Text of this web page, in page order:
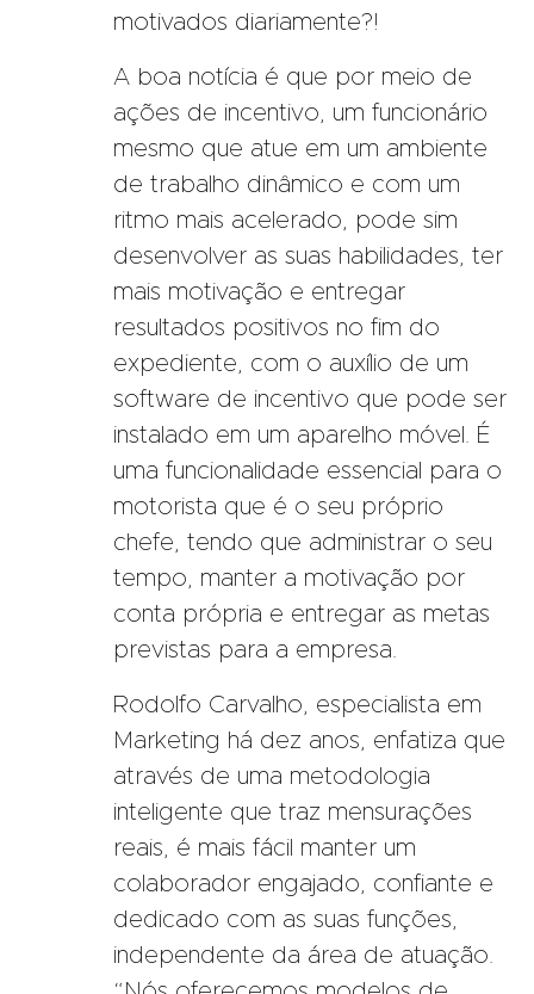
motivados diariamente?!
A boa notícia é que por meio de
ações de incentivo, um funcionário
mesmo que atue em um ambiente
de trabalho dinâmico e com um
ritmo mais acelerado, pode sim
desenvolver as suas habilidades, ter
mais motivação e entregar
resultados positivos no fim do
expediente, com o auxílio de um
software de incentivo que pode ser
instalado em um aparelho móvel. É
uma funcionalidade essencial para o
motorista que é o seu próprio
chefe, tendo que administrar o seu
tempo, manter a motivação por
conta própria e entregar as metas
previstas para a empresa.
Rodolfo Carvalho, especialista em
Marketing há dez anos, enfatiza que
através de uma metodologia
inteligente que traz mensurações
reais, é mais fácil manter um
colaborador engajado, confiante e
dedicado com as suas funções,
independente da área de atuação.